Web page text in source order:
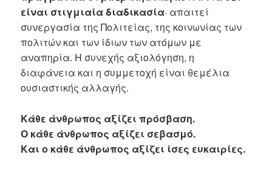
είναι στιγμιαία διαδικασία· απαιτεί
συνεργασία της Πολιτείας, της κοινωνίας των
πολιτών και των ίδιων των ατόμων με
αναπηρία. Η συνεχής αξιολόγηση, η
διαφάνεια και η συμμετοχή είναι θεμέλια
ουσιαστικής αλλαγής.
Κάθε άνθρωπος αξίζει πρόσβαση.
Ο κάθε άνθρωπος αξίζει σεβασμό.
Και ο κάθε άνθρωπος αξίζει ίσες ευκαιρίες.